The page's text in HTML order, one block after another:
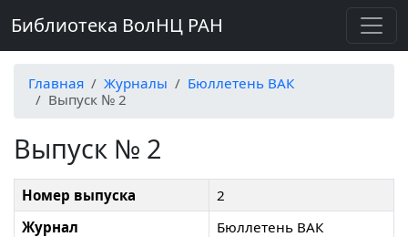
Библиотека ВолНЦ РАН
Главная Журналы
Бюллетень ВАК
Выпуск № 2
Выпуск № 2
Номер выпуска
2
Журнал
Бюллетень ВАК